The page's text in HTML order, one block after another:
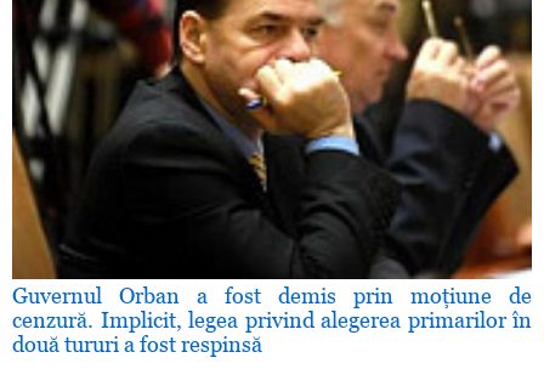
Guvernul Orban a fost demis prin moţiune de
cenzură. Implicit, legea privind alegerea primarilor în
două tururi a fost respinsă